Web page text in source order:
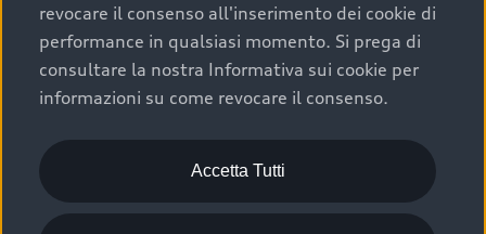
Acquistare un’auto usata in una Concessionaria ufficiale
Audi che offre l’usato garantito tramite Audi Prima
Scelta :plus, significa affidarsi ad un prodotto che viene
sottoposto a 110 controlli approfonditi e coperto da
garanzia fino a 4 anni per una maggiore tutela del tuo
acquisto.
revocare il consenso all'inserimento dei cookie di
performance in qualsiasi momento. Si prega di
consultare la nostra Informativa sui cookie per
informazioni su come revocare il consenso.
Accetta Tutti